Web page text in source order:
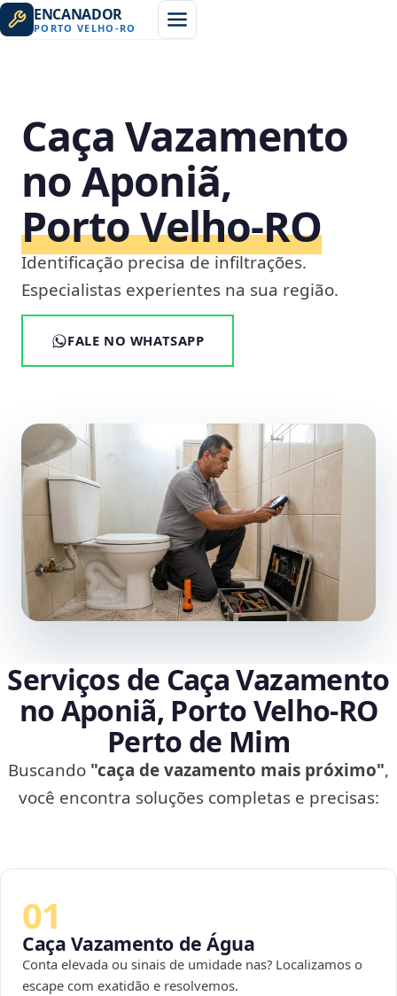
ENCANADOR
PORTO VELHO -RO
Caça Vazamento
no Aponiã,
Porto Velho‑RO
Identificação precisa de infiltrações.
Especialistas experientes na sua região.
FALE NO WHATSAPP
Serviços de Caça Vazamento
no Aponiã, Porto Velho‑RO
Perto de Mim
Buscando "caça de vazamento mais próximo",
você encontra soluções completas e precisas:
01
Caça Vazamento de Água
Conta elevada ou sinais de umidade nas? Localizamos o
escape com exatidão e resolvemos.